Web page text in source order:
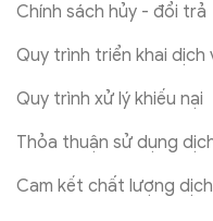
Chính sách hủy - đổi trả
Quy trình triển khai dịch
Quy trình xử lý khiếu nại
Thỏa thuận sử dụng
Cam kết chất lượng